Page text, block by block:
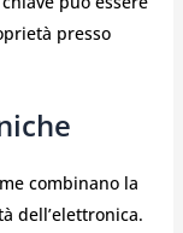
presso
combinano la
dell’elettronica.